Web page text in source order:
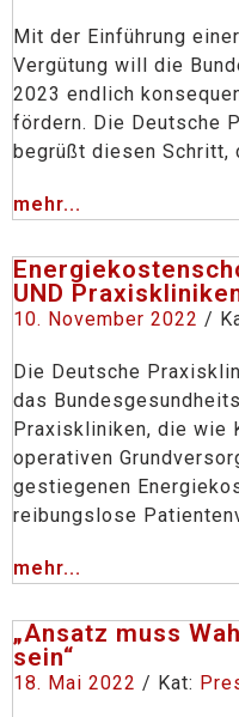
Mit der Einführung
Vergütung will die
2023 endlich
fördern. Die Deutsche
begrüßt diesen Schritt,
mehr...
UND
10. November 2022 /
Die Deutsche
das
Praxiskliniken, die wie
operativen
gestiegenen
reibungslose
mehr...
„Ansatz muss
sein“
18. Mai 2022 / Kat: